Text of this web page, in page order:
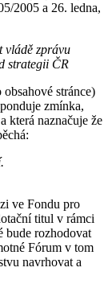
2005 a 26. ledna,
vládě zprávu
strategii ČR
stránce)
zmínka,
která naznačuje že
ve Fondu pro
titul v rámci
bude rozhodovat
Fórum v tom
navrhovat a